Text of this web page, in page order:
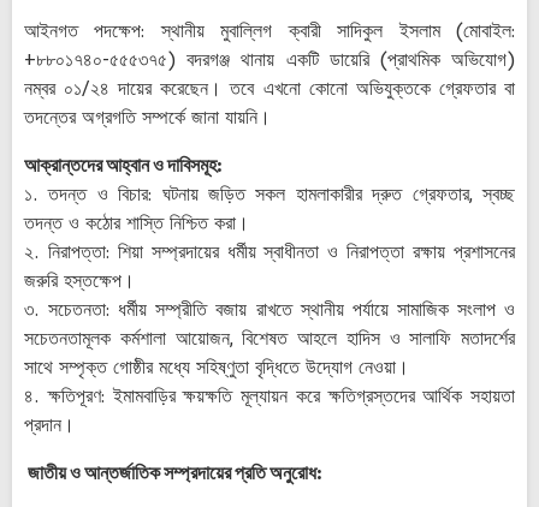
আইনগত পদক্ষেপ: স্থানীয় মুবাল্লিগ ক্বারী সাদিকুল ইসলাম (মোবাইল:
+৮৮০১৭৪০-৫৫৫৩৭৫) বদরগঞ্জ থানায় একটি ডায়েরি (প্রাথমিক অভিযোগ)
নম্বর ০১/২৪ দায়ের করেছেন। তবে এখনো কোনো অভিযুক্তকে গ্রেফতার বা
তদন্তের অগ্রগতি সম্পর্কে জানা যায়নি।
আক্রান্তদের আহ্বান ও দাবিসমূহ:
১. তদন্ত ও বিচার: ঘটনায় জড়িত সকল হামলাকারীর দ্রুত গ্রেফতার, স্বচ্ছ
তদন্ত ও কঠোর শাস্তি নিশ্চিত করা।
২. নিরাপত্তা: শিয়া সম্প্রদায়ের ধর্মীয় স্বাধীনতা ও নিরাপত্তা রক্ষায় প্রশাসনের
জরুরি হস্তক্ষেপ।
৩. সচেতনতা: ধর্মীয় সম্প্রীতি বজায় রাখতে স্থানীয় পর্যায়ে সামাজিক সংলাপ ও
সচেতনতামূলক কর্মশালা আয়োজন, বিশেষত আহলে হাদিস ও সালাফি মতাদর্শের
সাথে সম্পৃক্ত গোষ্ঠীর মধ্যে সহিষ্ণুতা বৃদ্ধিতে উদ্যোগ নেওয়া।
৪. ক্ষতিপূরণ: ইমামবাড়ির ক্ষয়ক্ষতি মূল্যায়ন করে ক্ষতিগ্রস্তদের আর্থিক সহায়তা
প্রদান।
জাতীয় ও আন্তর্জাতিক সম্প্রদায়ের প্রতি অনুরোধ: